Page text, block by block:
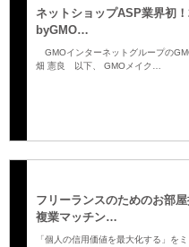
ネットショップASP業界初
byGMO…
GMOインターネットグループの
畑 憲良 以下、 GMOメイク…
フリーランスのためのお部
複業マッチン…
「個人の信用価値を最大化する」を